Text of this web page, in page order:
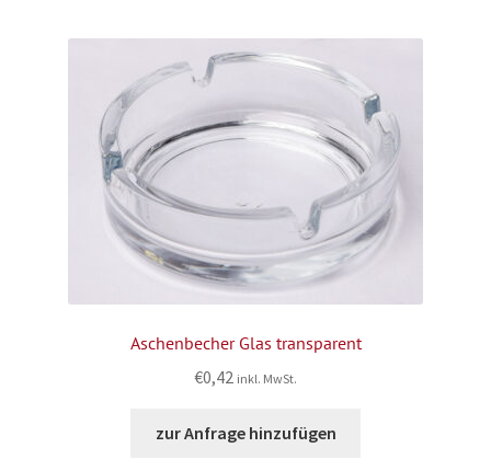
Aschenbecher Glas transparent
€0,42 inkl. MwSt.
zur Anfrage hinzufügen